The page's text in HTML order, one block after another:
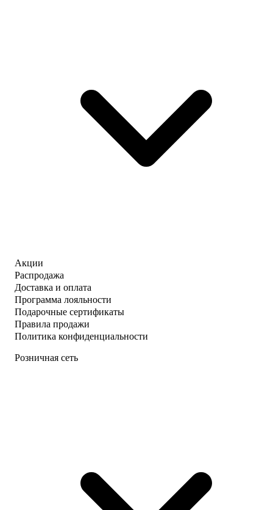
Акции
Распродажа
Доставка и оплата
Программа лояльности
Подарочные сертификаты
Правила продажи
Политика конфиденциальности
Розничная сеть